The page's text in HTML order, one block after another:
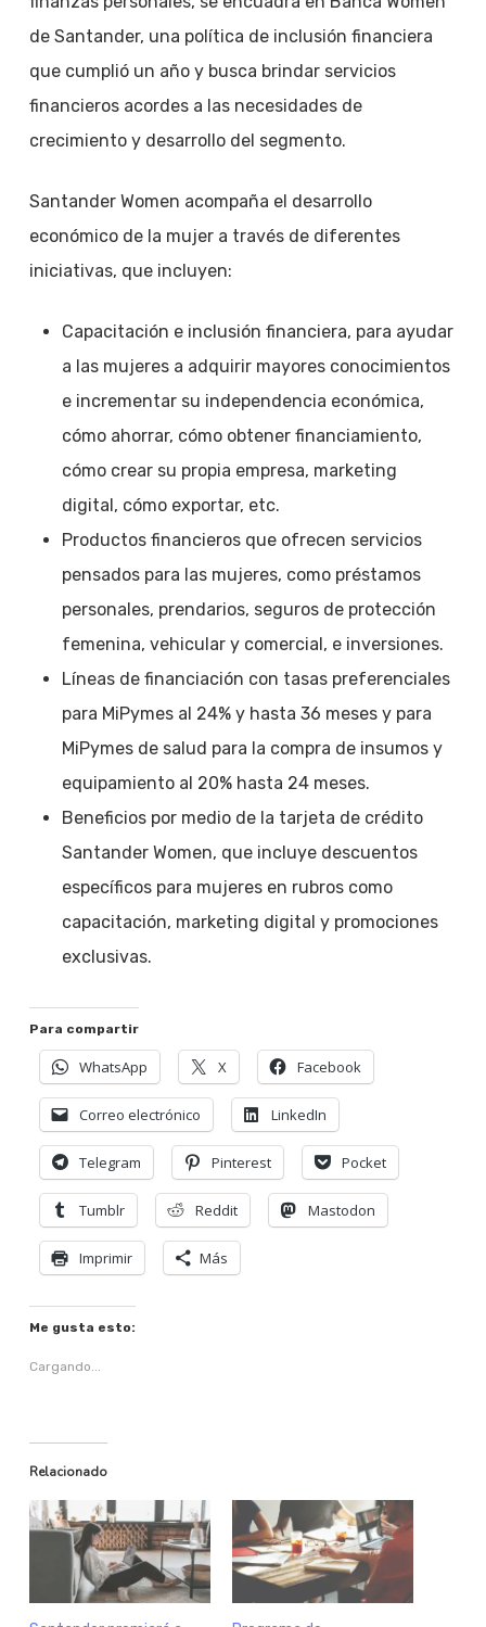
de Santander, una política de inclusión financiera
que cumplió un año y busca brindar servicios
financieros acordes a las necesidades de
crecimiento y desarrollo del segmento.
Santander Women acompaña el desarrollo
económico de la mujer a través de diferentes
iniciativas, que incluyen:
Capacitación e inclusión financiera, para ayudar
a las mujeres a adquirir mayores conocimientos
e incrementar su independencia económica,
cómo ahorrar, cómo obtener financiamiento,
cómo crear su propia empresa, marketing
digital, cómo exportar, etc.
Productos financieros que ofrecen servicios
pensados para las mujeres, como préstamos
personales, prendarios, seguros de protección
femenina, vehicular y comercial, e inversiones.
Líneas de financiación con tasas preferenciales
para MiPymes al 24% y hasta 36 meses y para
MiPymes de salud para la compra de insumos y
equipamiento al 20% hasta 24 meses.
Beneficios por medio de la tarjeta de crédito
Santander Women, que incluye descuentos
específicos para mujeres en rubros como
capacitación, marketing digital y promociones
exclusivas.
Para compartir
WhatsApp X Facebook
Correo electrónico LinkedIn
Telegram Pinterest Pocket
Tumblr Reddit Mastodon
Imprimir Más
Me gusta esto:
Cargando...
Relacionado